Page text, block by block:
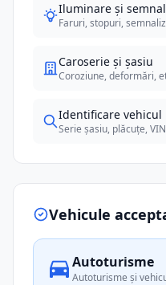
Iluminare și
Faruri, stopuri,
Caroserie și șasiu
Coroziune, deformări,
Identificare vehicul
Serie șasiu, plăcuțe, VIN
Vehicule
Autoturisme
Autoturisme și